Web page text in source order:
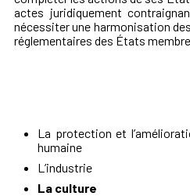
actes juridiquement
nécessiter une harmonisation
réglementaires des États
La protection et
humaine
L’industrie
La culture